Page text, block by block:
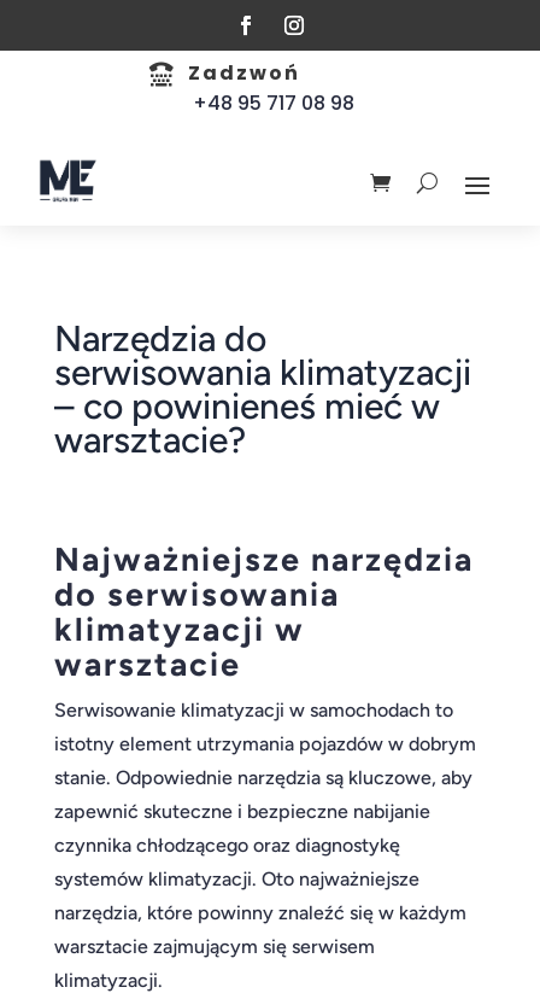

Zadzwoń
+48 95 717 08 98
Narzędzia do
serwisowania klimatyzacji
– co powinieneś mieć w
warsztacie?
Najważniejsze narzędzia
do serwisowania
klimatyzacji w
warsztacie
Serwisowanie klimatyzacji w samochodach to
istotny element utrzymania pojazdów w dobrym
stanie. Odpowiednie narzędzia są kluczowe, aby
zapewnić skuteczne i bezpieczne nabijanie
czynnika chłodzącego oraz diagnostykę
systemów klimatyzacji. Oto najważniejsze
narzędzia, które powinny znaleźć się w każdym
warsztacie zajmującym się serwisem
klimatyzacji.